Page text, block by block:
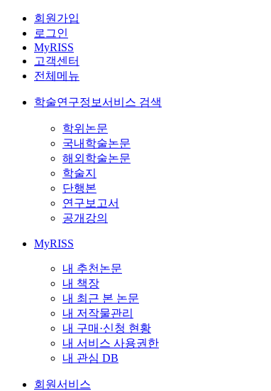
회원가입
로그인
MyRISS
고객센터
전체메뉴
학술연구정보서비스 검색
학위논문
국내학술논문
해외학술논문
학술지
단행본
연구보고서
공개강의
MyRISS
내 추천논문
내 책장
내 최근 본 논문
내 저작물관리
내 구매·신청 현황
내 서비스 사용권한
내 관심 DB
회원서비스